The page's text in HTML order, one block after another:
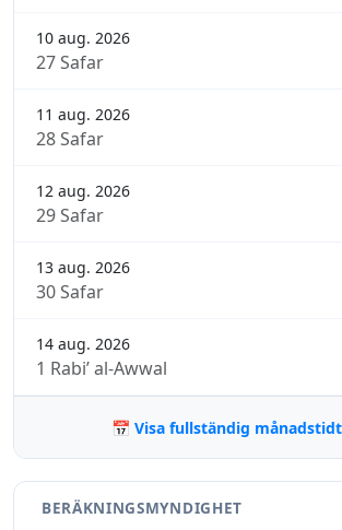
10 aug. 2026
27 Safar
11 aug. 2026
28 Safar
12 aug. 2026
29 Safar
13 aug. 2026
30 Safar
14 aug. 2026
1 Rabi’ al-Awwal
📅 Visa fullständig
BERÄKNINGSMYNDIGHET